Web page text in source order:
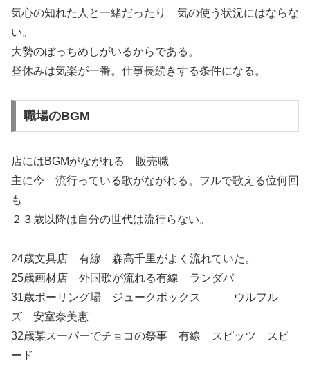
気心の知れた人と一緒だったり 気の使う状況にはならな
い。
大勢のぼっちめしがいるからである。
昼休みは気楽が一番。仕事長続きする条件になる。
職場のBGM
店にはBGMがながれる 販売職
主に今 流行っている歌がながれる。フルで歌える位何回
も
２３歳以降は自分の世代は流行らない。
24歳文具店 有線 森高千里がよく流れていた。
25歳画材店 外国歌が流れる有線 ランダバ
31歳ボーリング場 ジュークボックス ウルフル
ズ 安室奈美恵
32歳某スーパーでチョコの祭事 有線 スピッツ スピ
ード